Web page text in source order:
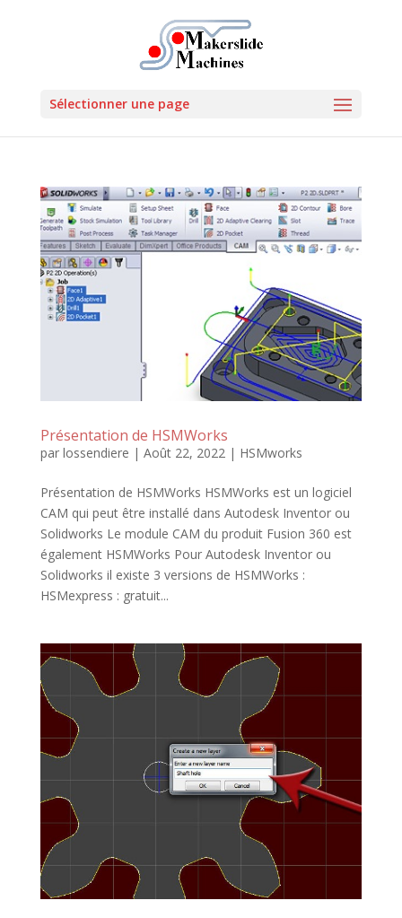
Sélectionner une page
Présentation de HSMWorks
par lossendiere | Août 22, 2022 | HSMworks
Présentation de HSMWorks HSMWorks est un logiciel
CAM qui peut être installé dans Autodesk Inventor ou
Solidworks Le module CAM du produit Fusion 360 est
également HSMWorks Pour Autodesk Inventor ou
Solidworks il existe 3 versions de HSMWorks :
HSMexpress : gratuit...